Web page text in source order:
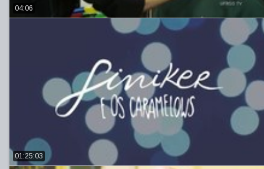
04:06
01:25:03